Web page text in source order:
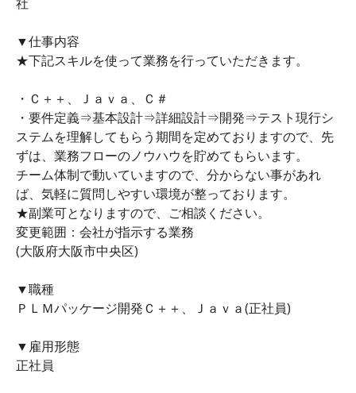
▼仕事内容
★下記スキルを使って業務を行っていただきます。
・Ｃ＋＋、Ｊａｖａ、Ｃ＃
・要件定義⇒基本設計⇒詳細設計⇒開発⇒テスト現行シ
ステムを理解してもらう期間を定めておりますので、先
ずは、業務フローのノウハウを貯めてもらいます。
チーム体制で動いていますので、分からない事があれ
ば、気軽に質問しやすい環境が整っております。
★副業可となりますので、ご相談ください。
変更範囲：会社が指示する業務
(大阪府大阪市中央区)
▼職種
ＰＬＭパッケージ開発Ｃ＋＋、Ｊａｖａ(正社員)
▼雇用形態
正社員